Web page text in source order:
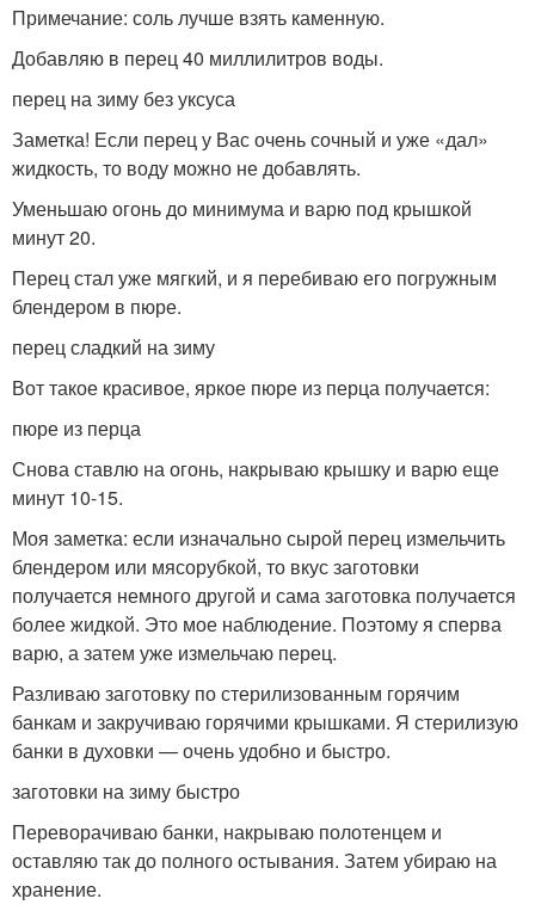
Примечание: соль лучше взять каменную.
Добавляю в перец 40 миллилитров воды.
перец на зиму без уксуса
Заметка! Если перец у Вас очень сочный и уже «дал»
жидкость, то воду можно не добавлять.
Уменьшаю огонь до минимума и варю под крышкой
минут 20.
Перец стал уже мягкий, и я перебиваю его погружным
блендером в пюре.
перец сладкий на зиму
Вот такое красивое, яркое пюре из перца получается:
пюре из перца
Снова ставлю на огонь, накрываю крышку и варю еще
минут 10-15.
Моя заметка: если изначально сырой перец измельчить
блендером или мясорубкой, то вкус заготовки
получается немного другой и сама заготовка получается
более жидкой. Это мое наблюдение. Поэтому я сперва
варю, а затем уже измельчаю перец.
Разливаю заготовку по стерилизованным горячим
банкам и закручиваю горячими крышками. Я стерилизую
банки в духовки — очень удобно и быстро.
заготовки на зиму быстро
Переворачиваю банки, накрываю полотенцем и
оставляю так до полного остывания. Затем убираю на
хранение.